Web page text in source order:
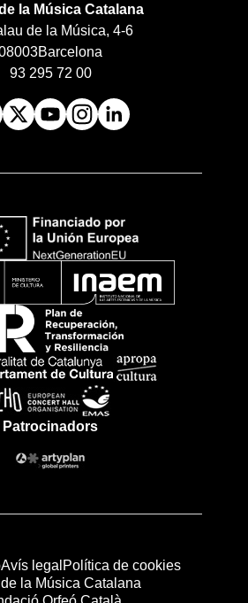
la Música Catalana
de la Música, 4-6
Barcelona
93 295 72 00
Patrocinadors
Avís legal Política de cookies
la Música Catalana